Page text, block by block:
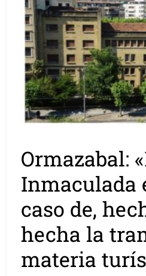
Ormazabal:
Inmaculada
caso de,
hecha la
materia